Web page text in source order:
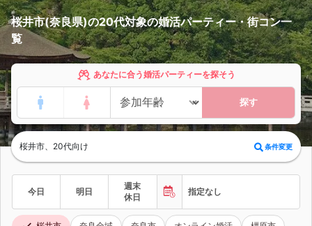
桜井市(奈良県)の20代対象の婚活パーティー・街コン一
覧
あなたに合う婚活パーティーを探そう
探す
桜井市、20代向け 条件変更
今日 明日
週末
休日
指定なし